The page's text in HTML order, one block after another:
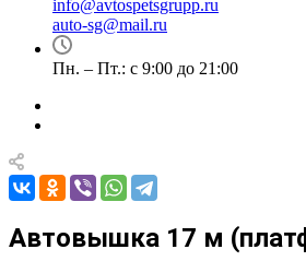
info@avtospetsgrupp.ru
auto-sg@mail.ru
Пн. – Пт.: с 9:00 до 21:00
Автовышка 17 м